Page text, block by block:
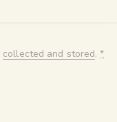
collected and stored.*